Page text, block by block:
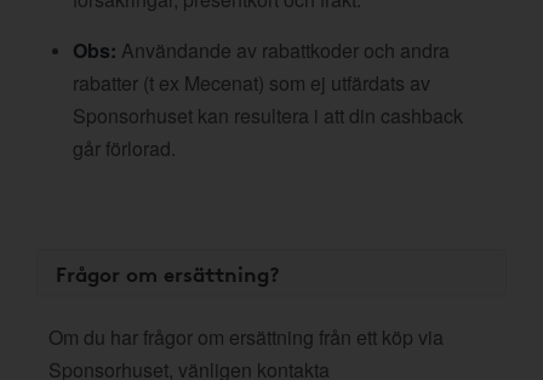
Obs: Användande av rabattkoder och andra
rabatter (t ex Mecenat) som ej utfärdats av
Sponsorhuset kan resultera i att din cashback
går förlorad.
Frågor om ersättning?
Om du har frågor om ersättning från ett köp via
Sponsorhuset, vänligen kontakta